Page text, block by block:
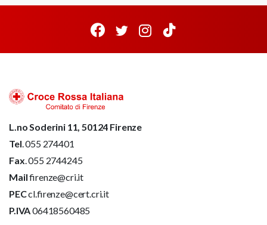
L.no Soderini 11, 50124 Firenze
Tel. 055 274401
Fax. 055 2744245
Mailfirenze@cri.it
PECcl.firenze@cert.cri.it
P.IVA06418560485